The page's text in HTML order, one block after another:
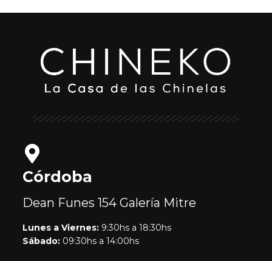
Córdoba
Dean Funes 154Galería Mitre
Lunes a Viernes: 9:30hs a 18:30hs
Sábado: 09:30hs a 14:00hs